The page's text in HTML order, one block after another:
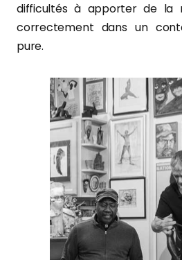
difficultés à apporter de la
correctement dans un
pure.